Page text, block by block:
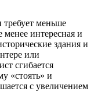
требует меньше
интересная и
здания и
или
сгибается
«стоять» и
с увеличением